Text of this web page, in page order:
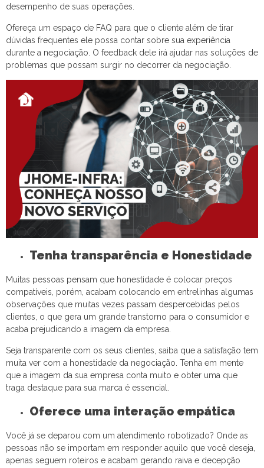
desempenho de suas operações.
Ofereça um espaço de FAQ para que o cliente além de tirar
dúvidas frequentes ele possa contar sobre sua experiência
durante a negociação. O feedback dele irá ajudar nas soluções de
problemas que possam surgir no decorrer da negociação.
Tenha transparência e Honestidade
Muitas pessoas pensam que honestidade é colocar preços
compatíveis, porém, acabam colocando em entrelinhas algumas
observações que muitas vezes passam despercebidas pelos
clientes, o que gera um grande transtorno para o consumidor e
acaba prejudicando a imagem da empresa.
Seja transparente com os seus clientes, saiba que a satisfação tem
muita ver com a honestidade da negociação. Tenha em mente
que a imagem da sua empresa conta muito e obter uma que
traga destaque para sua marca é essencial.
Oferece uma interação empática
Você já se deparou com um atendimento robotizado? Onde as
pessoas não se importam em responder aquilo que você deseja,
apenas seguem roteiros e acabam gerando raiva e decepção